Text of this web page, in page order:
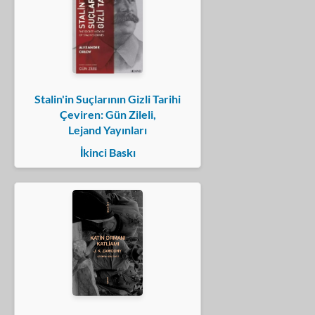
Stalin'in Suçlarının Gizli Tarihi
Çeviren: Gün Zileli,
Lejand Yayınları
İkinci Baskı